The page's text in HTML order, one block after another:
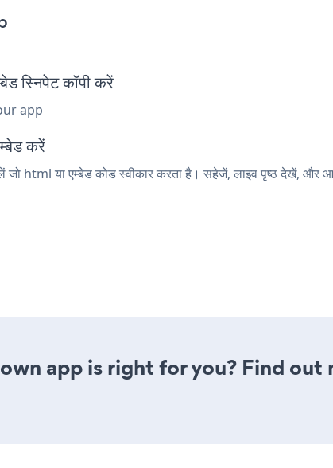
कॉपी करें
app
करें
html या एम्बेड कोड स्वीकार करता है। सहेजें, लाइव पृष्ठ देखें, और
app is right for you? Find out